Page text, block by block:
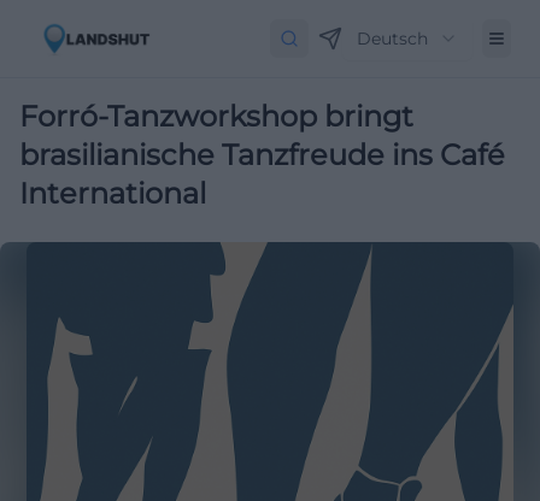
Deutsch
Forró-Tanzworkshop bringt
brasilianische Tanzfreude ins Café
International